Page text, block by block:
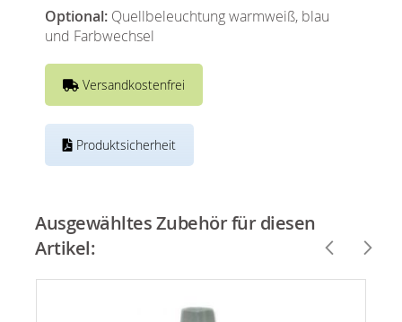
Optional: Quellbeleuchtung warmweiß, blau
und Farbwechsel
Versandkostenfrei
Produktsicherheit
Ausgewähltes Zubehör für diesen
Artikel: